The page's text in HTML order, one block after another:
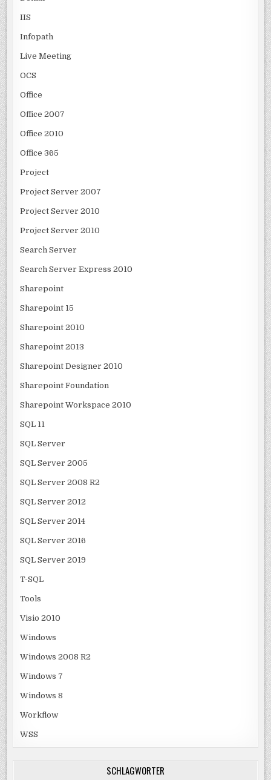
IIS
Infopath
Live Meeting
OCS
Office
Office 2007
Office 2010
Office 365
Project
Project Server 2007
Project Server 2010
Project Server 2010
Search Server
Search Server Express 2010
Sharepoint
Sharepoint 15
Sharepoint 2010
Sharepoint 2013
Sharepoint Designer 2010
Sharepoint Foundation
Sharepoint Workspace 2010
SQL 11
SQL Server
SQL Server 2005
SQL Server 2008 R2
SQL Server 2012
SQL Server 2014
SQL Server 2016
SQL Server 2019
T-SQL
Tools
Visio 2010
Windows
Windows 2008 R2
Windows 7
Windows 8
Workflow
WSS
SCHLAGWÖRTER